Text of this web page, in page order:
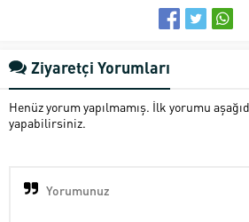
Ziyaretçi Yorumları
Henüz yorum yapılmamış. İlk yorumu
yapabilirsiniz.